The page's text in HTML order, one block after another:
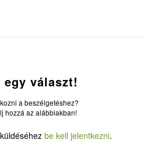
egy választ!
a beszélgetéshez?
hozzá az alábbiakban!
be kell jelentkezni.